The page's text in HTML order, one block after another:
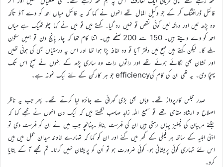
فائنل ڈرافٹنگ کر کے جو وکیل المال تھے انہوں نے کہا کہ یہ فائنل میاں احمد کو دے آؤ تاکہ
وہ پڑھ لیں اور دیکھ لیں کوئی نقص تو نہیں رہ گیا۔ کہتے ہیں تو میں نے کہا چلو ٹھیک ہے میاں
احمد کو دے دیتے ہیں۔ 150 سے 200 صفحے ہیں۔ اتنا کام تھا کہ چار پانچ دن تو ہمیں سکون
ملے گا۔ لیکن کہتے ہیں صبح مَیں دفتر آیا تو وہ لفافہ پڑا ہوا تھا اور اس پہ درستیاں بھی کی ہوئی تھیں
اور نشان بھی لگائے ہوئے تھے اور راتوں رات وہ ساری پڑھ کے انہوں نے صبح اس تک
پہنچا دی۔ یہ تھی ان کی کام کیefficiency جو ہر کارکن کے لئے ایک نمونہ ہے۔
صدر مجلس کارپرداز تھے۔ وہاں بھی بڑی گہرائی سے جائزہ لیا کرتے تھے۔ پھر جب یہ ناظر
اصلاح و ارشاد مقامی تھے تو سمیع اللہ زاہد صاحب لکھتے ہیں کہ ایک دن انہوں نے مجھے کہا کہ
جتنے مربیان کی فیملیز یہاں رہتی ہیں ان کی فہرست بناؤ ۔چنانچہ جب میں نے ان کو فہرست دی تو
اپنی اہلیہ کے ساتھ ہر فیملی کے گھر میں گئے اور ان کو کہا کہ تمہارے خاوند میدان عمل میں ہیں
اس لئے تمہاری کوئی پریشانی ہو، کوئی ضرورت ہو تو اُن کو پریشان نہیں کرنا۔ تم مجھے آ کے بتایا
کرو۔